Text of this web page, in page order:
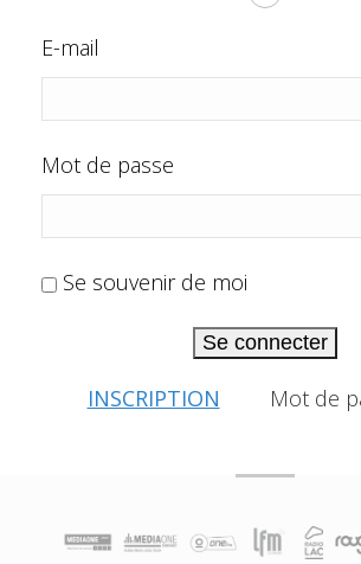
E-mail
Mot de passe
Se souvenir de moi
Se connecter
INSCRIPTION Mot de